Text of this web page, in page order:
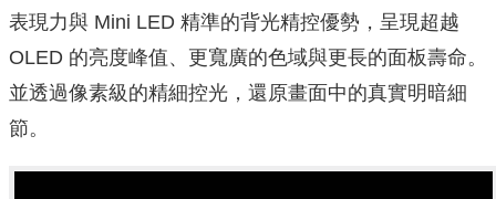
表現力與 Mini LED 精準的背光精控優勢，呈現超越
OLED 的亮度峰值、更寬廣的色域與更長的面板壽命。
並透過像素級的精細控光，還原畫面中的真實明暗細
節。